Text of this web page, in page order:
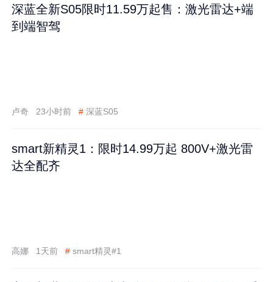
深蓝全新S05限时11.59万起售：激光雷达+端
到端智驾
卢奇 23小时前 # 深蓝S05
smart新精灵1：限时14.99万起 800V+激光雷
达全配齐
高娜 1天前 # smart精灵#1